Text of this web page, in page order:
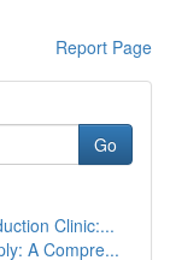
Report Page
Go
Clinic:...
A Compre...